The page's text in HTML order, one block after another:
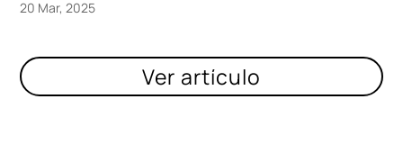
20 Mar, 2025